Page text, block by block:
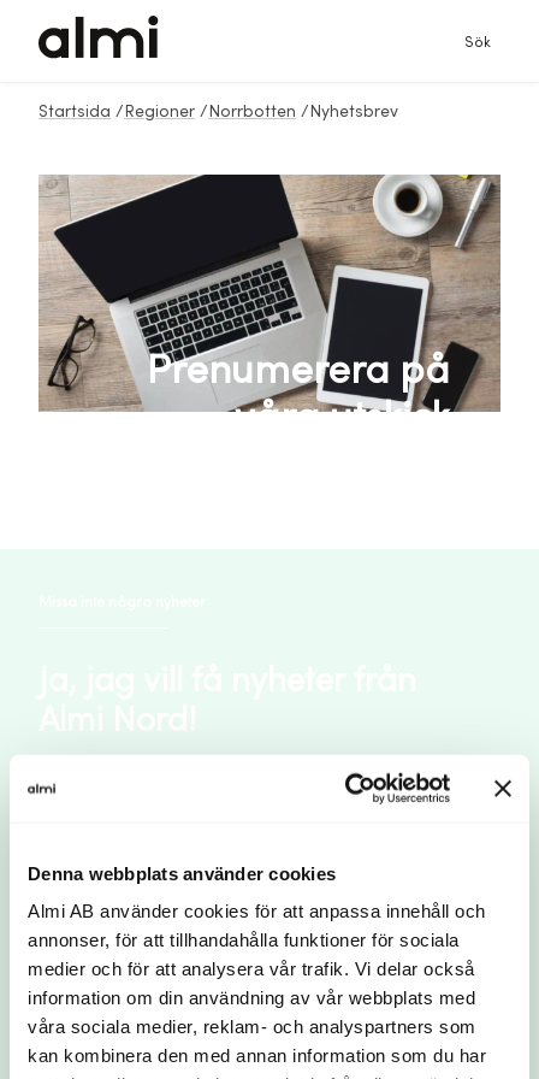
Denna webbplats använder cookies
Almi AB använder cookies för att anpassa innehåll och
annonser, för att tillhandahålla funktioner för sociala
medier och för att analysera vår trafik. Vi delar också
information om din användning av vår webbplats med
våra sociala medier, reklam- och analyspartners som
kan kombinera den med annan information som du har
Sök
Startsida / Regioner / Norrbotten / Nyhetsbrev
Prenumerera på
våra utskick
Almi Nord!
Håll dig uppdaterad med det senaste från oss på
Almi! Anmäl dig till vårt nyhetsbrev och få
E-postadress(obligatoriskt)
Jag godkänner hantering av mina personuppgifter.Så